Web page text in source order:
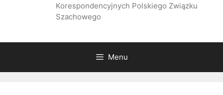
Korespondencyjnych Polskiego Związku
Szachowego
Menu